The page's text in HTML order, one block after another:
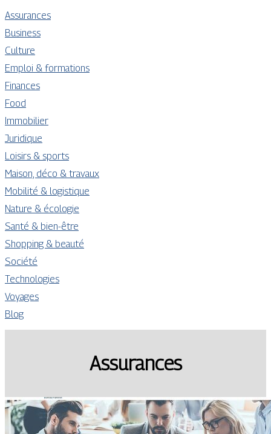
Assurances
Business
Culture
Emploi & formations
Finances
Food
Immobilier
Juridique
Loisirs & sports
Maison, déco & travaux
Mobilité & logistique
Nature & écologie
Santé & bien-être
Shopping & beauté
Société
Technologies
Voyages
Blog
Assurances